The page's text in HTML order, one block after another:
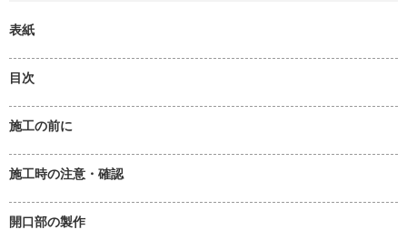
表紙
目次
施工の前に
施工時の注意・確認
開口部の製作